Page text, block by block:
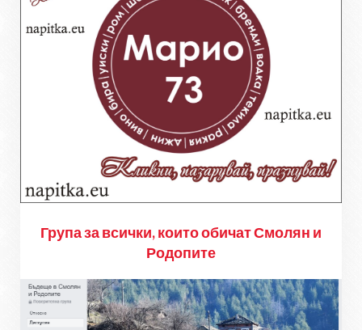
Група за всички, които обичат Смолян и
Родопите